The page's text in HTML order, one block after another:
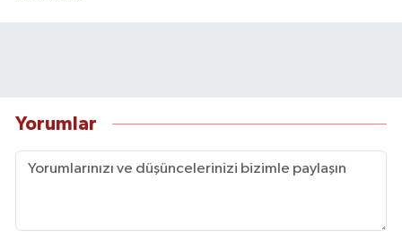
Yorumlar